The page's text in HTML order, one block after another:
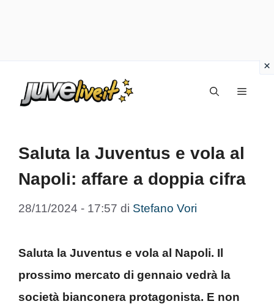
Menu
Saluta la Juventus e vola al
Napoli: affare a doppia cifra
28/11/2024 - 17:57 di Stefano Vori
Saluta la Juventus e vola al Napoli. Il
prossimo mercato di gennaio vedrà la
società bianconera protagonista. E non